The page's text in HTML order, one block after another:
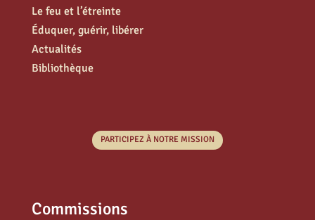
Le feu et l’étreinte
Éduquer, guérir, libérer
Actualités
Bibliothèque
PARTICIPEZ À NOTRE MISSION
Commissions